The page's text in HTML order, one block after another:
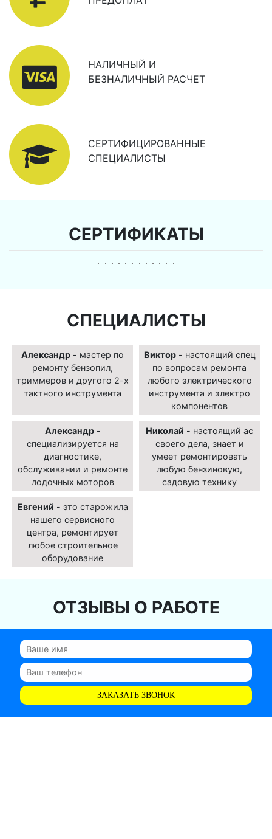
НАЛИЧНЫЙ И
БЕЗНАЛИЧНЫЙ РАСЧЕТ
СЕРТИФИЦИРОВАННЫЕ
СПЕЦИАЛИСТЫ
СЕРТИФИКАТЫ
СПЕЦИАЛИСТЫ
Александр - мастер по
ремонту бензопил,
триммеров и другого 2-х
тактного инструмента
Виктор- настоящий спец
по вопросам ремонта
любого электрического
инструмента и электро
компонентов
Александр-
специализируется на
диагностике,
обслуживании и ремонте
лодочных моторов
Николай - настоящий ас
своего дела, знает и
умеет ремонтировать
любую бензиновую,
садовую технику
Евгений - это старожила
нашего сервисного
центра, ремонтирует
любое строительное
оборудование
ОТЗЫВЫ О РАБОТЕ
ЗАКАЗАТЬ ЗВОНОК